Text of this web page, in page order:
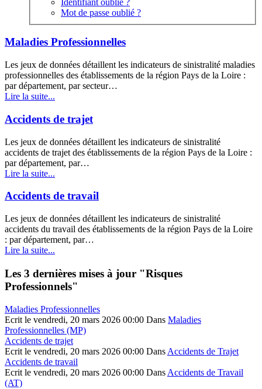
Mot de passe oublié ?
Maladies Professionnelles
Les jeux de données détaillent les indicateurs de sinistralité maladies
professionnelles des établissements de la région Pays de la Loire :
par département, par secteur…
Lire la suite...
Accidents de trajet
Les jeux de données détaillent les indicateurs de sinistralité
accidents de trajet des établissements de la région Pays de la Loire :
par département, par…
Lire la suite...
Accidents de travail
Les jeux de données détaillent les indicateurs de sinistralité
accidents du travail des établissements de la région Pays de la Loire
: par département, par…
Lire la suite...
Les 3 dernières mises à jour "Risques
Professionnels"
Maladies Professionnelles
Ecrit le vendredi, 20 mars 2026 00:00 Dans Maladies
Professionnelles (MP)
Accidents de trajet
Ecrit le vendredi, 20 mars 2026 00:00 Dans Accidents de Trajet
Accidents de travail
Ecrit le vendredi, 20 mars 2026 00:00 Dans Accidents de Travail
(AT)